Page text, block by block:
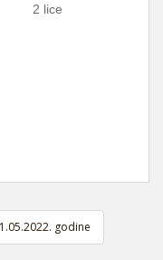
2 lice
godine